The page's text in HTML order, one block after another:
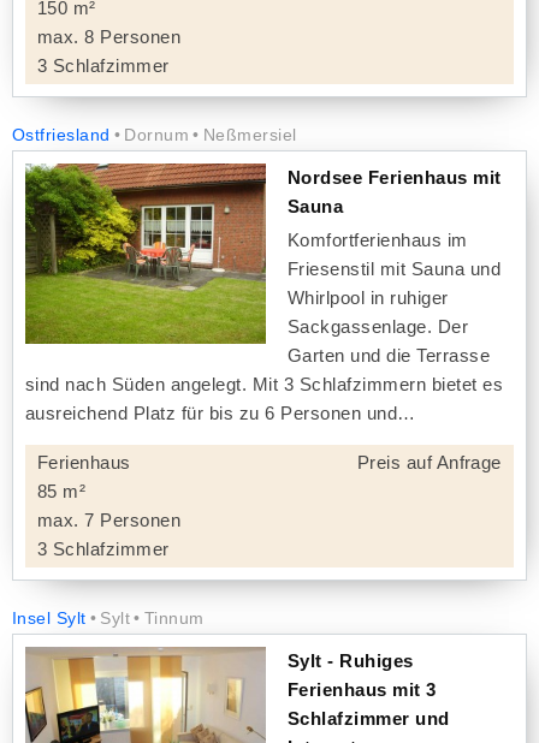
150 m²
max. 8 Personen
3 Schlafzimmer
Ostfriesland Dornum Neßmersiel
Nordsee Ferienhaus mit
Sauna
Komfortferienhaus im
Friesenstil mit Sauna und
Whirlpool in ruhiger
Sackgassenlage. Der
Garten und die Terrasse
sind nach Süden angelegt. Mit 3 Schlafzimmern bietet es
ausreichend Platz für bis zu 6 Personen und
Ferienhaus
85 m²
max. 7 Personen
3 Schlafzimmer
Preis auf Anfrage
Insel Sylt Sylt Tinnum
Sylt - Ruhiges
Ferienhaus mit 3
Schlafzimmer und